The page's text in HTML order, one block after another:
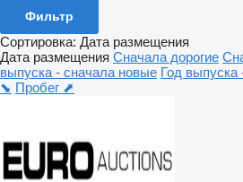
Фильтр
Сортировка: Дата размещения
Дата размещения Сначала дорогие
выпуска - сначала новые Год выпуска
⬊ Пробег ⬈